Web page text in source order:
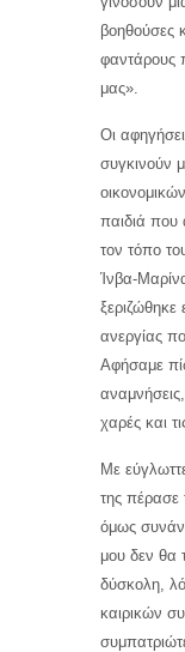
βοηθούσες
φαντάρους
μας».
Οι
συγκινούν
παιδιά που
τον τόπο
Ίνβα-
ξεριζώθηκε
ανεργίας
Αφήσαμε
χαρές και
Με
της πέρασε
όμως
μου δεν θα
δύσκολη,
καιρικών